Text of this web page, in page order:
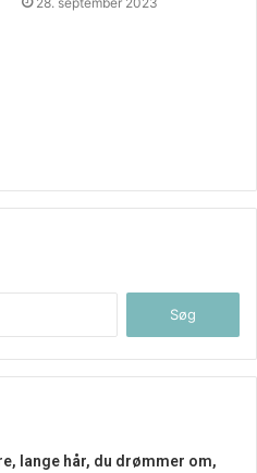
lange hår, du drømmer om,